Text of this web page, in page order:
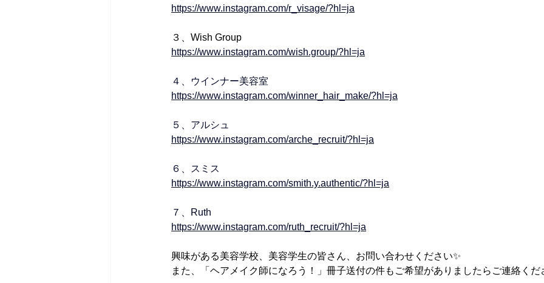
https://www.instagram.com/r_visage/?hl=ja
３、Wish Group
https://www.instagram.com/wish.group/?hl=ja
４、ウインナー美容室
https://www.instagram.com/winner_hair_make/?hl=ja
５、アルシュ
https://www.instagram.com/arche_recruit/?hl=ja
６、スミス
https://www.instagram.com/smith.y.authentic/?hl=ja
７、Ruth
https://www.instagram.com/ruth_recruit/?hl=ja
興味がある美容学校、美容学生の皆さん、お問い合わせください✨
また、「ヘアメイク師になろう！」冊子送付の件もご希望がありましたらご連絡くだ